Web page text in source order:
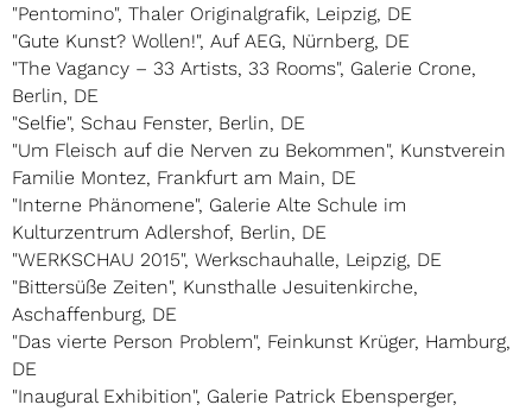
"Pentomino", Thaler Originalgrafik, Leipzig, DE
"Gute Kunst? Wollen!", Auf AEG, Nürnberg, DE
"The Vagancy – 33 Artists, 33 Rooms", Galerie Crone,
Berlin, DE
"Selfie", Schau Fenster, Berlin, DE
"Um Fleisch auf die Nerven zu Bekommen", Kunstverein
Familie Montez, Frankfurt am Main, DE
"Interne Phänomene", Galerie Alte Schule im
Kulturzentrum Adlershof, Berlin, DE
"WERKSCHAU 2015", Werkschauhalle, Leipzig, DE
"Bittersüße Zeiten", Kunsthalle Jesuitenkirche,
Aschaffenburg, DE
"Das vierte Person Problem", Feinkunst Krüger, Hamburg,
DE
"Inaugural Exhibition", Galerie Patrick Ebensperger,